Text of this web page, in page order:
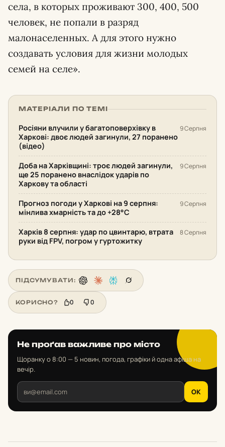
села, в которых проживают 300, 400, 500
человек, не попали в разряд
малонаселенных. А для этого нужно
создавать условия для жизни молодых
семей на селе».
МАТЕРІАЛИ ПО ТЕМІ
Росіяни влучили у багатоповерхівку в
Харкові: двоє людей загинули, 27 поранено
(відео)
9 Серпня
Доба на Харківщині: троє людей загинули,
ще 25 поранено внаслідок ударів по
Харкову та області
9 Серпня
Прогноз погоди у Харкові на 9 серпня:
мінлива хмарність та до +28°С
9 Серпня
Харків 8 серпня: удар по цвинтарю, втрата
руки від FPV, погром у гуртожитку
8 Серпня
ПІДСУМУВАТИ:
КОРИСНО? 0 0
Не проґав важливе про місто
Щоранку о 8:00 — 5 новин, погода, графіки й одна афіша на
вечір.
OK